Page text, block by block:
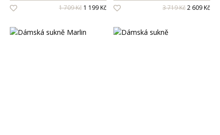
1 709 Kč 1 199 Kč
3 719 Kč2 609 Kč